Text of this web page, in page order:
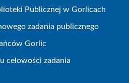
Publicznej w Gorlicach
zadania publicznego
Gorlic
celowości zadania